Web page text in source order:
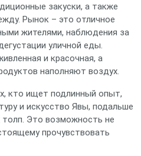
закуски, а также
Рынок – это отличное
жителями, наблюдения за
уличной еды.
и красочная, а
наполняют воздух.
кто ищет подлинный опыт,
и искусство Явы, подальше
толп. Это возможность не
прочувствовать